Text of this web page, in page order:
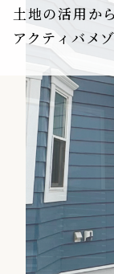
土地の活用か
アクティバメ